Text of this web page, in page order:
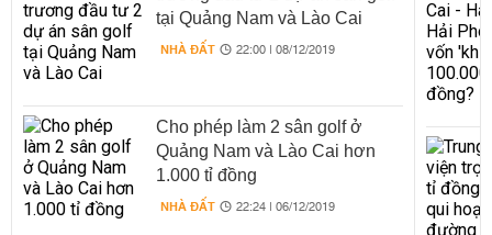
tại Quảng Nam và Lào Cai
NHÀ ĐẤT 22:00 | 08/12/2019
Cho phép làm 2 sân golf ở
Quảng Nam và Lào Cai hơn
1.000 tỉ đồng
NHÀ ĐẤT 22:24 | 06/12/2019